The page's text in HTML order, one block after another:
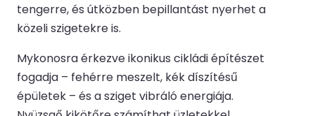
tengerre, és útközben bepillantást nyerhet a
közeli szigetekre is.
Mykonosra érkezve ikonikus cikládi építészet
fogadja – fehérre meszelt, kék díszítésű
épületek – és a sziget vibráló energiája.